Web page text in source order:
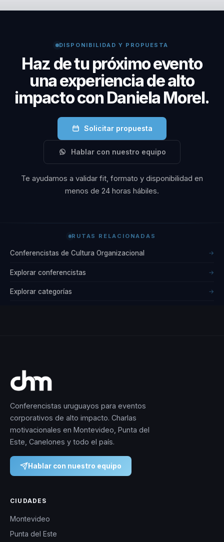
programas no solo abordan el bienestar físico y
DISPONIBILIDAD Y PROPUESTA
Haz de tu próximo evento
una experiencia de alto
impacto con Daniela Morel.
Solicitar propuesta
Hablar con nuestro equipo
Te ayudamos a validar fit, formato y disponibilidad en
menos de 24 horas hábiles.
RUTAS RELACIONADAS
Conferencistas de Cultura Organizacional →
Explorar conferencistas →
Explorar categorías →
Conferencistas uruguayos para eventos
corporativos de alto impacto. Charlas
motivacionales en Montevideo, Punta del
Este, Canelones y todo el país.
Hablar con nuestro equipo
CIUDADES
Montevideo
Punta del Este